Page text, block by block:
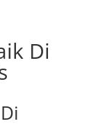
Di